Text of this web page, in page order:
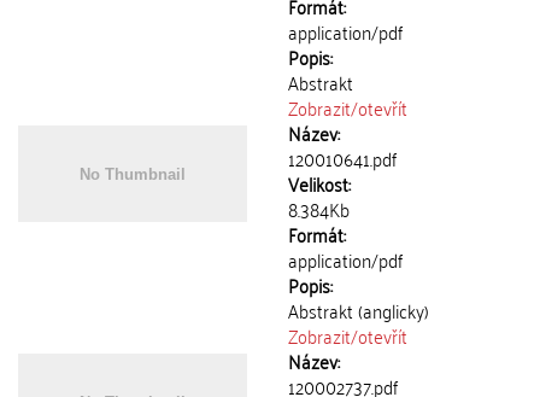
application/pdf
Popis:
Abstrakt
Zobrazit/otevřít
Název:
120010641.pdf
Velikost:
8.384Kb
Formát:
application/pdf
Popis:
Abstrakt (anglicky)
Zobrazit/otevřít
Název:
120002737.pdf